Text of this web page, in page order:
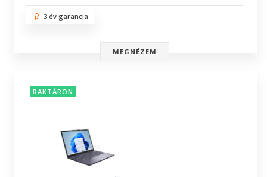
3 év garancia
MEGNÉZEM
RAKTÁRON